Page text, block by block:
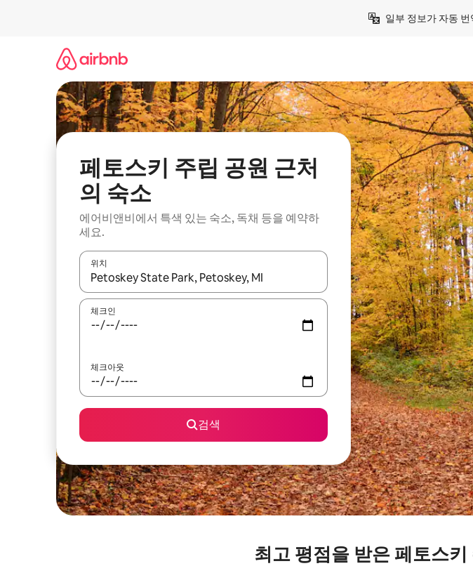
일부 정보가 자동
페토스키 주립 공원 근처
의 숙소
에어비앤비에서 특색 있는 숙소, 독채 등을 예약하
세요.
위치
결과가 나오면 위·아래 화살표 키를 사용하거나 터치 또는 스와이프 동작으로 탐색하세요.
체크인
체크아웃
검색
최고 평점을 받은 페토스